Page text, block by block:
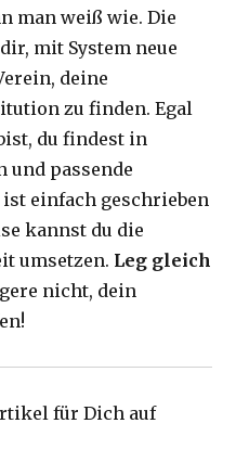
man weiß wie. Die
mit System neue
deine
zu finden. Egal
du findest in
und passende
einfach geschrieben
kannst du die
umsetzen. Leg gleich
nicht, dein
für Dich auf